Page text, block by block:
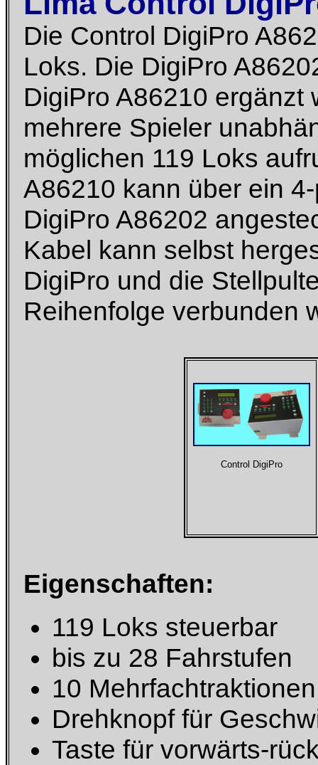
Die Control DigiPro
Loks. Die DigiPro
DigiPro A86210
mehrere Spieler
möglichen 119 Loks
A86210 kann über ein
DigiPro A86202
Kabel kann selbst
DigiPro und die
Reihenfolge verbunden
Control DigiPro
Eigenschaften:
119 Loks steuerbar
bis zu 28 Fahrstufen
10
Drehknopf für
Taste für vorwärts-